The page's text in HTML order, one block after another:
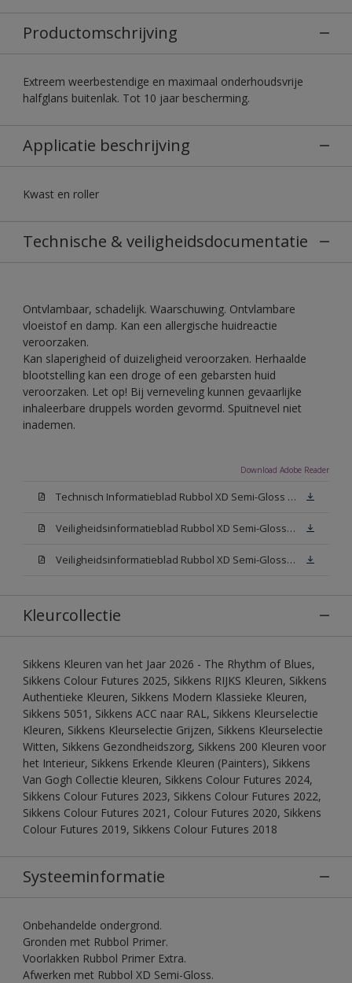
Productomschrijving
Extreem weerbestendige en maximaal onderhoudsvrije
halfglans buitenlak. Tot 10 jaar bescherming.
Applicatie beschrijving
Kwast en roller
Technische & veiligheidsdocumentatie
Ontvlambaar, schadelijk. Waarschuwing. Ontvlambare
vloeistof en damp. Kan een allergische huidreactie
veroorzaken.
Kan slaperigheid of duizeligheid veroorzaken. Herhaalde
blootstelling kan een droge of een gebarsten huid
veroorzaken. Let op! Bij verneveling kunnen gevaarlijke
inhaleerbare druppels worden gevormd. Spuitnevel niet
inademen.
Download Adobe Reader
Technisch Informatieblad Rubbol XD Semi-Gloss (PDF)
Veiligheidsinformatieblad Rubbol XD Semi-Gloss White W05 (MSDS)
Veiligheidsinformatieblad Rubbol XD Semi-Gloss N00 (MSDS)
Kleurcollectie
Sikkens Kleuren van het Jaar 2026 - The Rhythm of Blues,
Sikkens Colour Futures 2025, Sikkens RIJKS Kleuren, Sikkens
Authentieke Kleuren, Sikkens Modern Klassieke Kleuren,
Sikkens 5051, Sikkens ACC naar RAL, Sikkens Kleurselectie
Kleuren, Sikkens Kleurselectie Grijzen, Sikkens Kleurselectie
Witten, Sikkens Gezondheidszorg, Sikkens 200 Kleuren voor
het Interieur, Sikkens Erkende Kleuren (Painters), Sikkens
Van Gogh Collectie kleuren, Sikkens Colour Futures 2024,
Sikkens Colour Futures 2023, Sikkens Colour Futures 2022,
Sikkens Colour Futures 2021, Colour Futures 2020, Sikkens
Colour Futures 2019, Sikkens Colour Futures 2018
Systeeminformatie
Onbehandelde ondergrond.
Gronden met Rubbol Primer.
Voorlakken Rubbol Primer Extra.
Afwerken met Rubbol XD Semi-Gloss.